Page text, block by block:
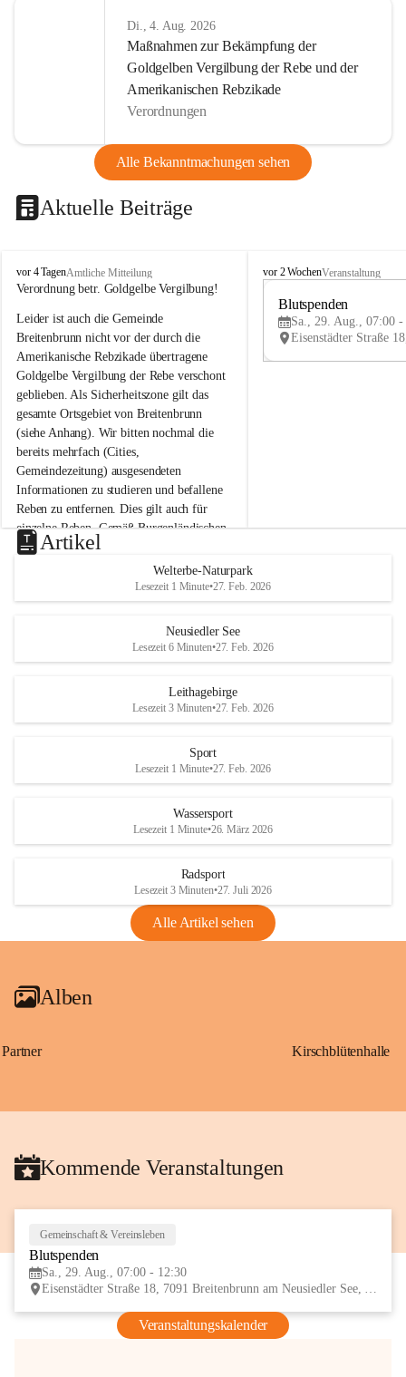
Di., 4. Aug. 2026
Maßnahmen zur Bekämpfung der
Goldgelben Vergilbung der Rebe und der
Amerikanischen Rebzikade
Verordnungen
Alle Bekanntmachungen sehen
Aktuelle Beiträge
B
r
i
t
e
n
b
r
u
n
n
a
m
N
e
u
s
d
S
vor 4 TagenAmtliche Mitteilung
Verordnung betr. Goldgelbe Vergilbung!
Leider ist auch die Gemeinde
Breitenbrunn nicht vor der durch die
Amerikanische Rebzikade übertragene
Goldgelbe Vergilbung der Rebe verschont
geblieben. Als Sicherheitszone gilt das
gesamte Ortsgebiet von Breitenbrunn
(siehe Anhang). Wir bitten nochmal die
bereits mehrfach (Cities,
Gemeindezeitung) ausgesendeten
Informationen zu studieren und befallene
Reben zu entfernen. Dies gilt auch für
einzelne Reben. Gemäß Burgenländischen
Weinbaugesetz sind nicht gepflegte oder
unzulässige Weingärten zu roden! Bitte
helfen wir zusammen um unsere Winzer
vor den prognostizierten Ernteausfällen
und den daraus folgenden wirtschaftlichen
Maßnahmen zur Bekämpfung
Rebe und der Amerikanischen
Anhang VBl. EU Nr. 18
1 Seite•1,4 MB
VBl. EU Nr. 18_2026
B
e
u
e
d
r
S
vor 2 WochenVeranstaltung
Blutspenden
Sa., 29. Aug., 07:00 -
Artikel
Welterbe-Naturpark
Lesezeit 1 Minute•27. Feb. 2026
Neusiedler See
Lesezeit 6 Minuten•27. Feb. 2026
Leithagebirge
Lesezeit 3 Minuten•27. Feb. 2026
Sport
Lesezeit 1 Minute•27. Feb. 2026
Wassersport
Lesezeit 1 Minute•26. März 2026
Radsport
Lesezeit 3 Minuten•27. Juli 2026
Alle Artikel sehen
Alben
Partner Kirschblütenhalle
Kommende Veranstaltungen
Gemeinschaft & Vereinsleben
Blutspenden
Sa., 29. Aug., 07:00 - 12:30
Eisenstädter Straße 18, 7091 Breitenbrunn am Neusiedler See, AUT
Veranstaltungskalender